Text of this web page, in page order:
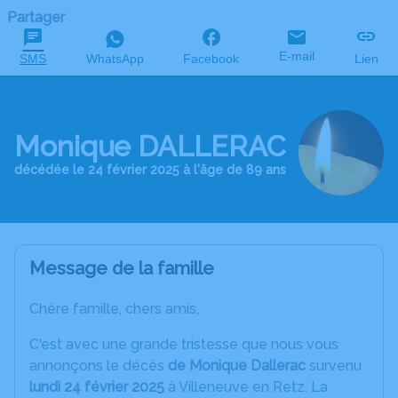
Partager
SMS WhatsApp Facebook E-mail Lien
Monique DALLERAC
décédée le 24 février 2025 à l'âge de 89 ans
Message de la famille
Chère famille, chers amis,
C'est avec une grande tristesse que nous vous
annonçons le décès de Monique Dallerac survenu
lundi 24 février 2025 à Villeneuve en Retz. La